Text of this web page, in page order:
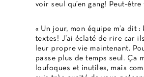
voir seul qu’en gang! Peut-
« Un jour, mon équipe m’a dit
textes! J’ai éclaté de rire car
leur propre vie maintenant.
passe plus de temps seul. Ça
loufoques et inutiles, mais